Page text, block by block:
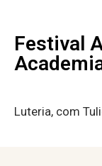
Festival
Luteria, com